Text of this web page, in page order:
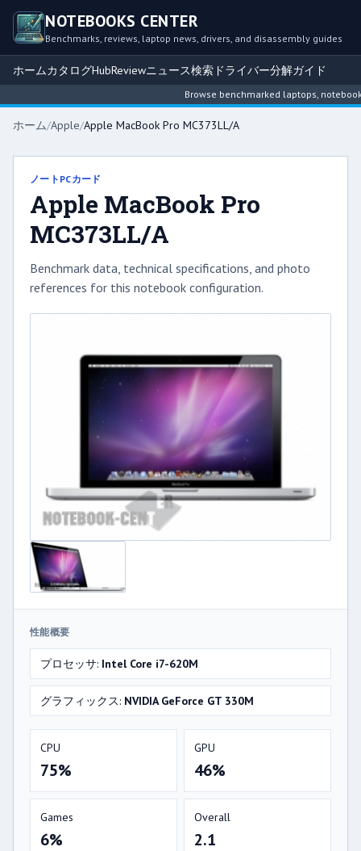
NOTEBOOKS CENTER
Benchmarks, reviews, laptop news, drivers, and disassembly guides
ホームカタログHubReviewニュース検索 ドライバー分解ガイド
Browse benchmarked laptops,
ホーム/Apple/Apple MacBook Pro MC373LL/A
ノートPCカード
Apple MacBook Pro
MC373LL/A
Benchmark data, technical specifications, and photo
references for this notebook configuration.
性能概要
プロセッサ: Intel Core i7-620M
グラフィックス: NVIDIA GeForce GT 330M
CPU
75%
GPU
46%
Games
6%
Overall
2.1